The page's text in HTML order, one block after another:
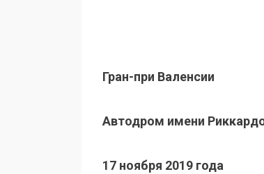
Гран-при Валенсии
Автодром имени
17 ноября 2019 года